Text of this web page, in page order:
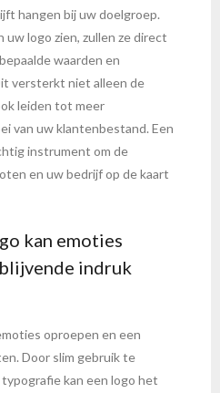
hangen bij uw doelgroep.
uw logo zien, zullen ze direct
waarden en
versterkt niet alleen de
leiden tot meer
van uw klantenbestand. Een
instrument om de
en uw bedrijf op de kaart
kan emoties
indruk
oproepen en een
Door slim gebruik te
typografie kan een logo het